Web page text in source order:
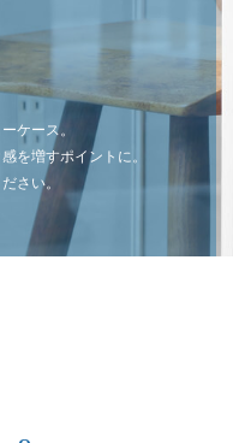
ケース。
を増すポイントに。
さい。